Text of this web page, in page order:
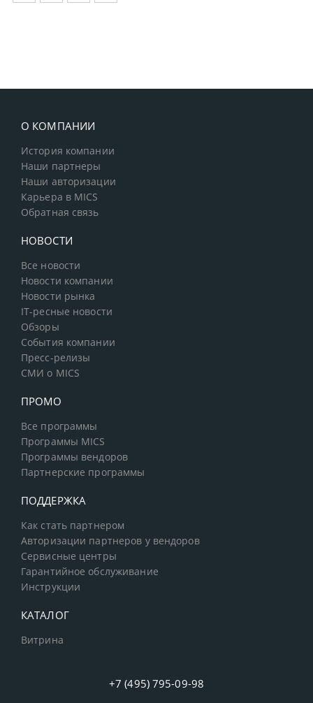
О КОМПАНИИ
История компании
Наши партнеры
Наши авторизации
Карьера в MICS
Обратная связь
НОВОСТИ
Все новости
Новости компании
Новости рынка
IT-ресные новости
Обзоры
События компании
Пресс-релизы
СМИ о MICS
ПРОМО
Все программы
Программы MICS
Программы вендоров
Партнерские программы
ПОДДЕРЖКА
Как стать партнером
Авторизации партнеров у вендоров
Сервисные центры
Гарантийное обслуживание
Инструкции
КАТАЛОГ
Витрина
+7 (495) 795-09-98